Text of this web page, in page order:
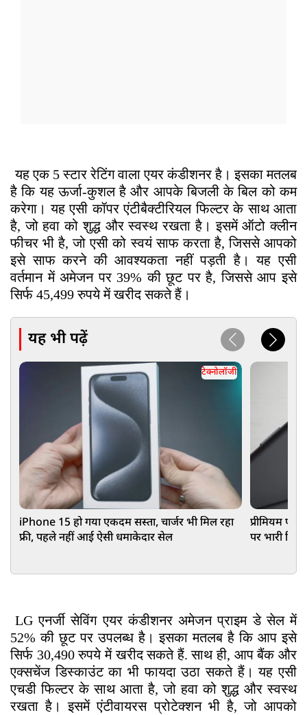
यह एक 5 स्टार रेटिंग वाला एयर कंडीशनर है। इसका मतलब
है कि यह ऊर्जा-कुशल है और आपके बिजली के बिल को कम
करेगा। यह एसी कॉपर एंटीबैक्टीरियल फिल्टर के साथ आता
है, जो हवा को शुद्ध और स्वस्थ रखता है। इसमें ऑटो क्लीन
फीचर भी है, जो एसी को स्वयं साफ करता है, जिससे आपको
इसे साफ करने की आवश्यकता नहीं पड़ती है। यह एसी
वर्तमान में अमेजन पर 39% की छूट पर है, जिससे आप इसे
सिर्फ 45,499 रुपये में खरीद सकते हैं।
यह भी पढ़ें
टेक्नोलॉजी
iPhone 15 हो गया एकदम सस्ता, चार्जर भी मिल रहा
फ्री, पहले नहीं आई ऐसी धमाकेदार सेल
प्रीमियम
पर भारी
LG एनर्जी सेविंग एयर कंडीशनर अमेजन प्राइम डे सेल में
52% की छूट पर उपलब्ध है। इसका मतलब है कि आप इसे
सिर्फ 30,490 रुपये में खरीद सकते हैं. साथ ही, आप बैंक और
एक्सचेंज डिस्काउंट का भी फायदा उठा सकते हैं। यह एसी
एचडी फिल्टर के साथ आता है, जो हवा को शुद्ध और स्वस्थ
रखता है। इसमें एंटीवायरस प्रोटेक्शन भी है, जो आपको